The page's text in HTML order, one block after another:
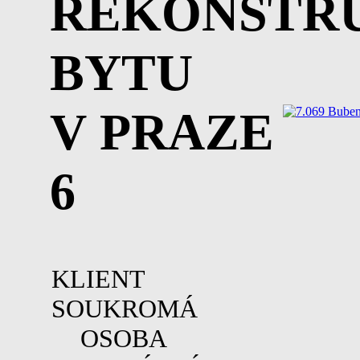
BYTU
V PRAZE
6
KLIENT
SOUKROMÁ
OSOBA